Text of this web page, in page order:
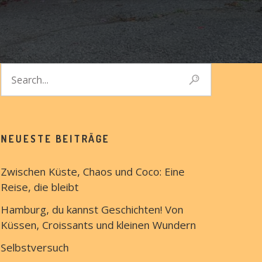
NEUESTE BEITRÄGE
Zwischen Küste, Chaos und Coco: Eine
Reise, die bleibt
Hamburg, du kannst Geschichten! Von
Küssen, Croissants und kleinen Wundern
Selbstversuch